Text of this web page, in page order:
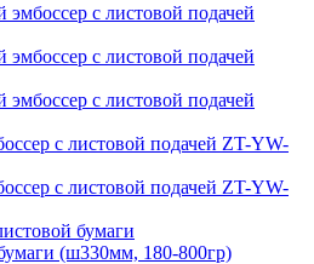
эмбоссер с листовой подачей
эмбоссер с листовой подачей
эмбоссер с листовой подачей
с листовой подачей ZT-YW-
с листовой подачей ZT-YW-
бумаги
(ш330мм, 180-800гр)